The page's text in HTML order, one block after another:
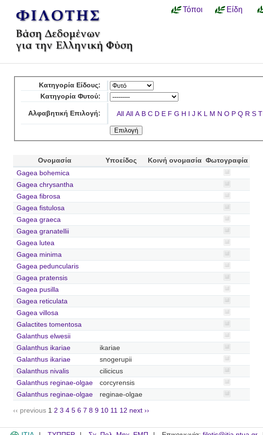
Τόποι Είδη
Κατηγορία Είδους:
Κατηγορία Φυτού:
Αλφαβητική Επιλογή: All All A B C D E F G H I J K L M N O P Q R S T
Ονομασία Υποείδος Κοινή ονομασία Φωτογραφία
Gagea bohemica
Gagea chrysantha
Gagea fibrosa
Gagea fistulosa
Gagea graeca
Gagea granatellii
Gagea lutea
Gagea minima
Gagea peduncularis
Gagea pratensis
Gagea pusilla
Gagea reticulata
Gagea villosa
Galactites tomentosa
Galanthus elwesii
Galanthus ikariae
ikariae
Galanthus ikariae
snogerupii
Galanthus nivalis
cilicicus
Galanthus reginae-olgae
corcyrensis
Galanthus reginae-olgae
reginae-olgae
‹‹ previous 1 2 3 4 5 6 7 8 9 10 11 12 next ››